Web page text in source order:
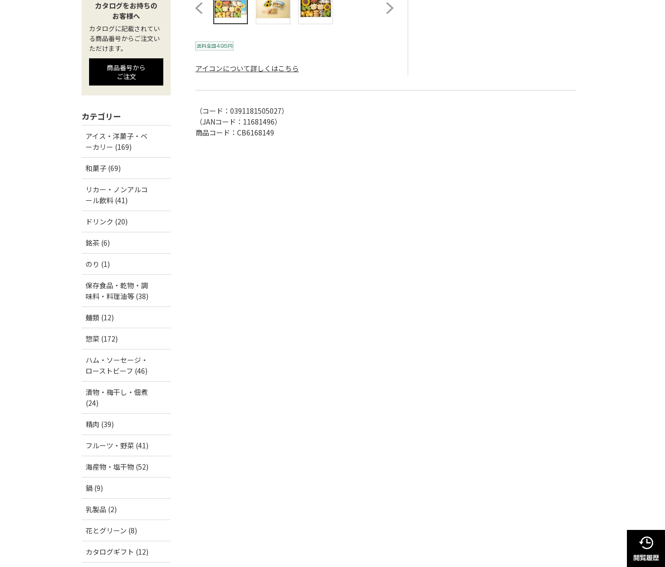
アイコンについて詳しくはこちら
（コード： 0391181505027）
（JANコード： 11681496）
商品コード：CB6168149
カタログをお持ちの
お客様へ
カタログに記載されてい
る商品番号からご注文い
ただけます。
商品番号から
ご注文
カテゴリー
アイス・洋菓子・ベ
ーカリー (169)
和菓子 (69)
リカー・ノンアルコ
ール飲料 (41)
ドリンク (20)
銘茶 (6)
のり (1)
保存食品・乾物・調
味料・料理油等 (38)
麺類 (12)
惣菜 (172)
ハム・ソーセージ・
ローストビーフ (46)
漬物・梅干し・佃煮
(24)
精肉 (39)
フルーツ・野菜 (41)
海産物・塩干物 (52)
鍋 (9)
乳製品 (2)
花とグリーン (8)
カタログギフト (12)